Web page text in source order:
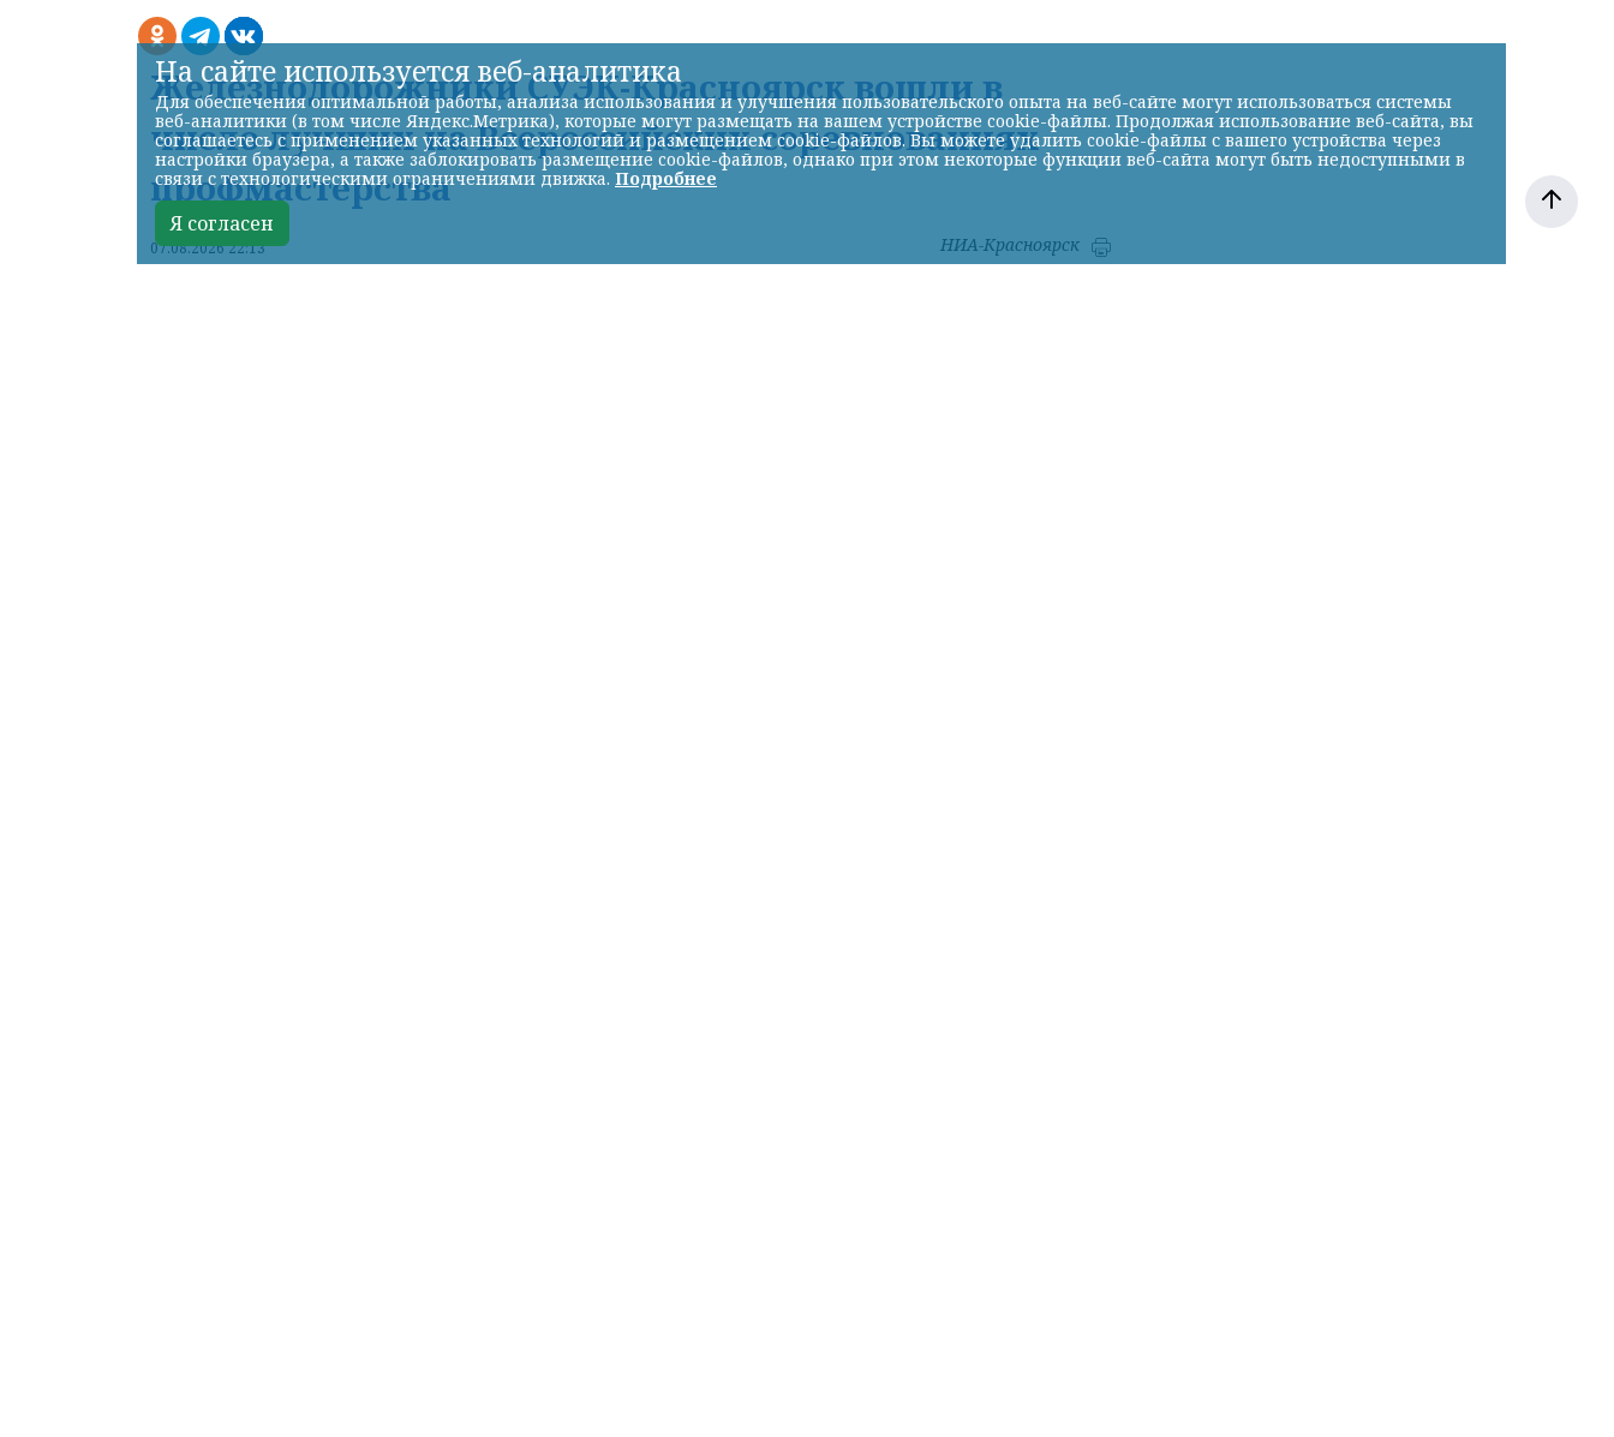
Железнодорожники СУЭК-Красноярск вошли в
число лучших на Всероссийских соревнованиях
профмастерства
07.08.2026 22:13 НИА-Красноярск
На сайте используется веб-аналитика
Для обеспечения оптимальной работы, анализа использования и улучшения пользовательского опыта на веб-сайте могут использоваться системы
веб-аналитики (в том числе Яндекс.Метрика), которые могут размещать на вашем устройстве cookie-файлы. Продолжая использование веб-сайта, вы
соглашаетесь с применением указанных технологий и размещением cookie-файлов. Вы можете удалить cookie-файлы с вашего устройства через
настройки браузера, а также заблокировать размещение cookie-файлов, однако при этом некоторые функции веб-сайта могут быть недоступными в
связи с технологическими ограничениями движка. Подробнее
Я согласен